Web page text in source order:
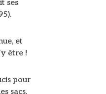
ses
et
être !
pour
sacs,